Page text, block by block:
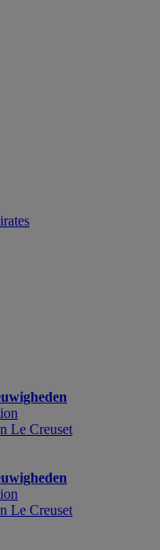
Le Creuset
Le Creuset